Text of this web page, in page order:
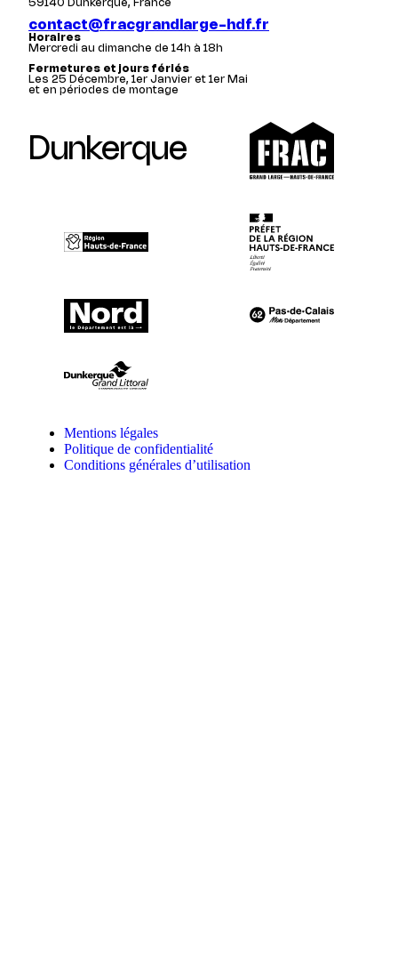
59140 Dunkerque, France
contact@fracgrandlarge-hdf.fr
Horaires
Mercredi au dimanche de 14h à 18h
Fermetures et jours fériés
Les 25 Décembre, 1er Janvier et 1er Mai
et en périodes de montage
Dunkerque
Mentions légales
Politique de confidentialité
Conditions générales d’utilisation